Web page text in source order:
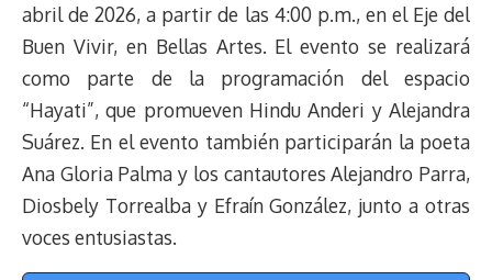
abril de 2026, a partir de las 4:00 p.m., en el Eje del
Buen Vivir, en Bellas Artes. El evento se realizará
como parte de la programación del espacio
“Hayati”, que promueven Hindu Anderi y Alejandra
Suárez. En el evento también participarán la poeta
Ana Gloria Palma y los cantautores Alejandro Parra,
Diosbely Torrealba y Efraín González, junto a otras
voces entusiastas.